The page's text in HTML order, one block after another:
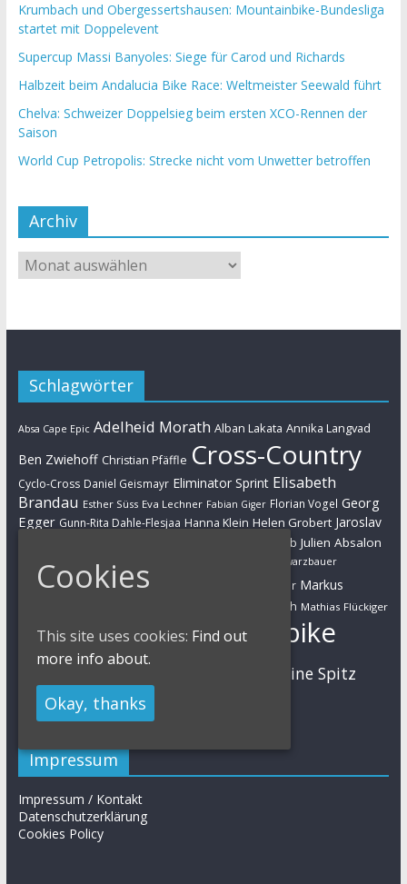
Krumbach und Obergessertshausen: Mountainbike-Bundesliga
startet mit Doppelevent
Supercup Massi Banyoles: Siege für Carod und Richards
Halbzeit beim Andalucia Bike Race: Weltmeister Seewald führt
Chelva: Schweizer Doppelsieg beim ersten XCO-Rennen der
Saison
World Cup Petropolis: Strecke nicht vom Unwetter betroffen
Archiv
Schlagwörter
Absa Cape Epic Adelheid Morath Alban Lakata Annika Langvad
Ben Zwiehoff Christian Pfäffle Cross-Country
Cyclo-Cross Daniel Geismayr Eliminator Sprint Elisabeth
Brandau Esther Süss Eva Lechner Fabian Giger Florian Vogel Georg
Egger Gunn-Rita Dahle-Flesjaa Hanna Klein Helen Grobert Jaroslav
Julian Schelb Julien Absalon
Kathrin Stirnemann Luca Schwarzbauer
Manuel FumicMarathon Markus Bauer Markus
Martin Gluth Mathias Flückiger
Max Brandl Moritz Milatz Mountainbike
MTB
Sabine Spitz
Simon Stiebjahn UCI
Impressum
Impressum / Kontakt
Datenschutzerklärung
Cookies Policy
Cookies
This site uses cookies: Find out
more info about.
Okay, thanks